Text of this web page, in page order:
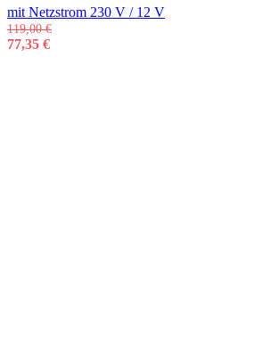
mit Netzstrom 230 V / 12 V
119,00€
77,35 €